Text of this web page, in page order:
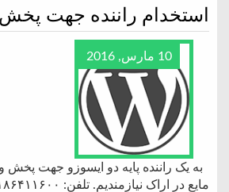
استخدام راننده جهت
10 مارس, 2016
به یک راننده پایه دو ایسوزو جهت پخش
مایع در اراک نیازمندیم. تلفن: ۰۹۱۸۶۴۱۱۶۰۰استخدامی